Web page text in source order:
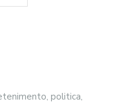
politica,